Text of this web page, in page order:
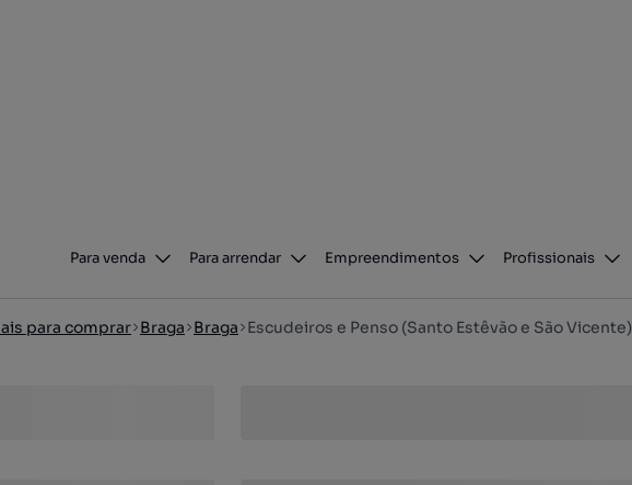
Para venda Para arrendar Empreendimentos Profissionais
para comprar Braga Braga Escudeiros e Penso (Santo Estêvão e São Vicente)